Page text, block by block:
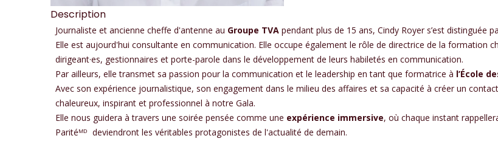
Description
Journaliste et ancienne cheffe d'antenne au Groupe TVA pendant plus de 15 ans, Cindy Royer s’est distinguée
Elle est aujourd'hui consultante en communication. Elle occupe également le rôle de directrice de la formation
dirigeant·es, gestionnaires et porte-parole dans le développement de leurs habiletés en communication.
Par ailleurs, elle transmet sa passion pour la communication et le leadership en tant que formatrice à l’École
Avec son expérience journalistique, son engagement dans le milieu des affaires et sa capacité à créer un
chaleureux, inspirant et professionnel à notre Gala.
Elle nous guidera à travers une soirée pensée comme une expérience immersive, où chaque instant
Paritéᴹᴰ deviendront les véritables protagonistes de l'actualité de demain.